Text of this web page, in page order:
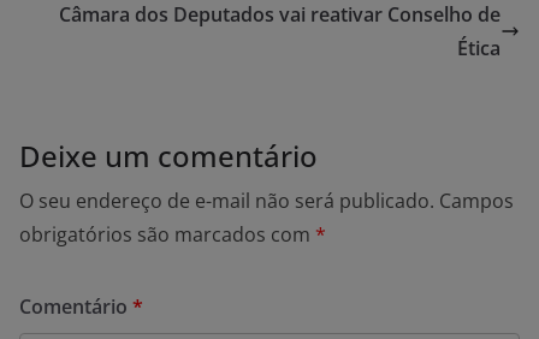
Câmara dos Deputados vai reativar Conselho de
Ética
Deixe um comentário
O seu endereço de e-mail não será publicado. Campos
obrigatórios são marcados com *
Comentário *